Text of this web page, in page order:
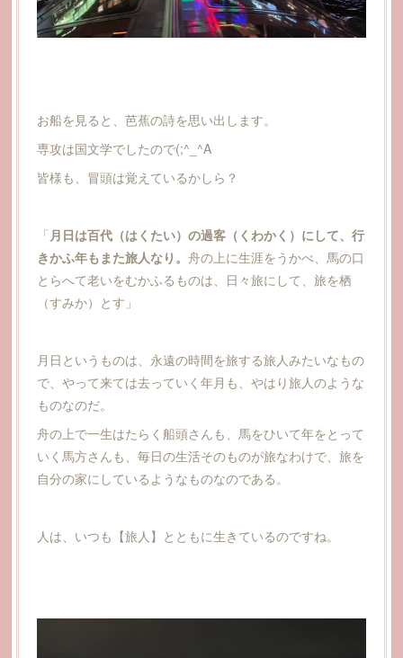
お船を見ると、芭蕉の詩を思い出します。
専攻は国文学でしたので(;^_^A
皆様も、冒頭は覚えているかしら？
「月日は百代（はくたい）の過客（くわかく）にして、行
きかふ年もまた旅人なり。 舟の上に生涯をうかべ、馬の口
とらへて老いをむかふるものは、日々旅にして、旅を栖
（すみか）とす」
月日というものは、永遠の時間を旅する旅人みたいなもの
で、やって来ては去っていく年月も、やはり旅人のような
ものなのだ。
舟の上で一生はたらく船頭さんも、馬をひいて年をとって
いく馬方さんも、毎日の生活そのものが旅なわけで、旅を
自分の家にしているようなものなのである。
人は、いつも【旅人】とともに生きているのですね。